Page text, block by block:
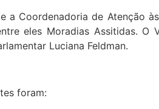
e a Coordenadoria de Atenção
eles Moradias Assitidas. O
Luciana Feldman.
foram: